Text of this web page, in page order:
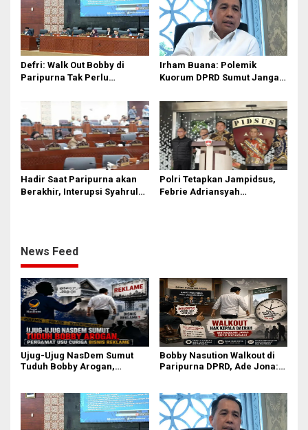
Defri: Walk Out Bobby di
Paripurna Tak Perlu
Kourum
Irham Buana: Polemik
Kuorum DPRD Sumut Jangan
Internal
Hadir Saat Paripurna akan
Berakhir, Interupsi Syahrul
Polri Tetapkan Jampidsus,
Febrie Adriansyah
News Feed
Ujug-Ujug NasDem Sumut
Tuduh Bobby Arogan,
Bobby Nasution Walkout di
Paripurna DPRD, Ade Jona: